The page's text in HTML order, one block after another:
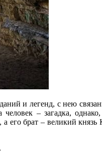
и легенд, с нею
– загадка,
его брат – великий